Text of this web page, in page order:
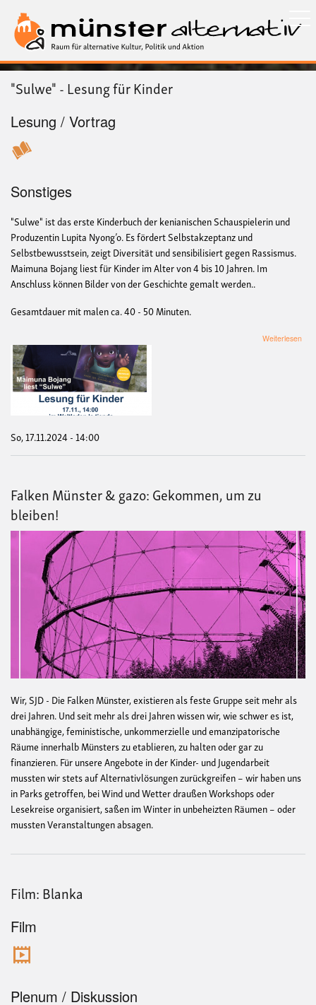
zum
Inhalt
"Sulwe" - Lesung für Kinder
Lesung / Vortrag
Sonstiges
"Sulwe" ist das erste Kinderbuch der kenianischen Schauspielerin und
Produzentin Lupita Nyong’o. Es fördert Selbstakzeptanz und
Selbstbewusstsein, zeigt Diversität und sensibilisiert gegen Rassismus.
Maimuna Bojang liest für Kinder im Alter von 4 bis 10 Jahren. Im
Anschluss können Bilder von der Geschichte gemalt werden..
Gesamtdauer mit malen ca. 40 - 50 Minuten.
Weiterlesen
So, 17.11.2024 - 14:00
Falken Münster & gazo: Gekommen, um zu
bleiben!
Wir, SJD - Die Falken Münster, existieren als feste Gruppe seit mehr als
drei Jahren. Und seit mehr als drei Jahren wissen wir, wie schwer es ist,
unabhängige, feministische, unkommerzielle und emanzipatorische
Räume innerhalb Münsters zu etablieren, zu halten oder gar zu
finanzieren. Für unsere Angebote in der Kinder- und Jugendarbeit
mussten wir stets auf Alternativlösungen zurückgreifen – wir haben uns
in Parks getroffen, bei Wind und Wetter draußen Workshops oder
Lesekreise organisiert, saßen im Winter in unbeheizten Räumen – oder
mussten Veranstaltungen absagen.
Film: Blanka
Film
Plenum / Diskussion